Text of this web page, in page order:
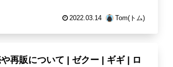
2022.03.14 Tom(トム)
再販について | ゼクー | ギギ | ロ